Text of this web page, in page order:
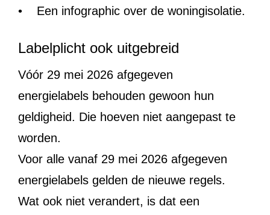
• Een infographic over de woningisolatie.
Labelplicht ook uitgebreid
Vóór 29 mei 2026 afgegeven
energielabels behouden gewoon hun
geldigheid. Die hoeven niet aangepast te
worden.
Voor alle vanaf 29 mei 2026 afgegeven
energielabels gelden de nieuwe regels.
Wat ook niet verandert, is dat een